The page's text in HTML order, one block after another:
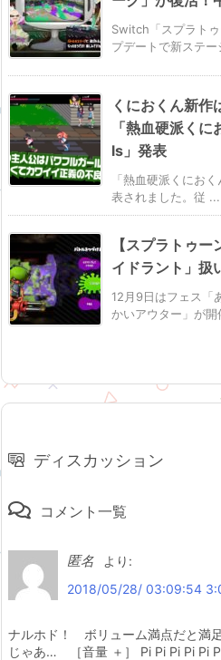
Switch「スプラト
プデートで新ステ
くにおくん新作
「熱血硬派く
ls」発表
「熱血硬派くにお
表されました。従 ...
【スプラトゥ
イドラント」扱
12月9日はフェス「
かいアウター」が
ディスカッション
コメント一覧
匿名
より:
2018/05/28/ 03:09:54
ナルホド！ ボリューム満点だと満
じゃあ… ［音量 ＋］ Pi Pi Pi Pi Pi